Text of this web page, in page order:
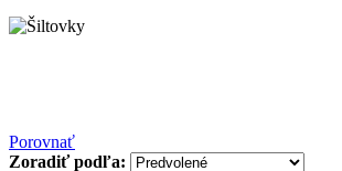
Porovnať
Zoradiť podľa: